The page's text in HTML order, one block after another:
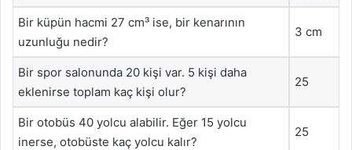
Bir küpün hacmi 27 cm³ ise, bir kenarının
uzunluğu nedir?
3 cm
Bir spor salonunda 20 kişi var. 5 kişi daha
eklenirse toplam kaç kişi olur?
25
Bir otobüs 40 yolcu alabilir. Eğer 15 yolcu
inerse, otobüste kaç yolcu kalır?
25